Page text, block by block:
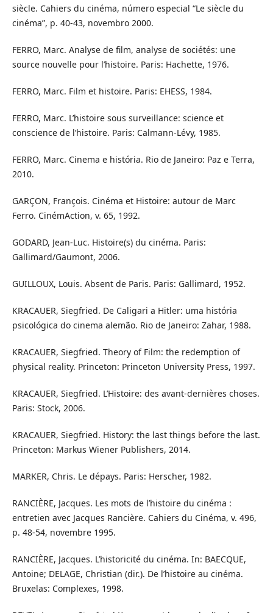
siècle. Cahiers du cinéma, número especial “Le siècle du
cinéma”, p. 40-43, novembro 2000.
FERRO, Marc. Analyse de film, analyse de sociétés: une
source nouvelle pour l’histoire. Paris: Hachette, 1976.
FERRO, Marc. Film et histoire. Paris: EHESS, 1984.
FERRO, Marc. L’histoire sous surveillance: science et
conscience de l’histoire. Paris: Calmann-Lévy, 1985.
FERRO, Marc. Cinema e história. Rio de Janeiro: Paz e Terra,
2010.
GARÇON, François. Cinéma et Histoire: autour de Marc
Ferro. CinémAction, v. 65, 1992.
GODARD, Jean-Luc. Histoire(s) du cinéma. Paris:
Gallimard/Gaumont, 2006.
GUILLOUX, Louis. Absent de Paris. Paris: Gallimard, 1952.
KRACAUER, Siegfried. De Caligari a Hitler: uma história
psicológica do cinema alemão. Rio de Janeiro: Zahar, 1988.
KRACAUER, Siegfried. Theory of Film: the redemption of
physical reality. Princeton: Princeton University Press, 1997.
KRACAUER, Siegfried. L’Histoire: des avant-dernières choses.
Paris: Stock, 2006.
KRACAUER, Siegfried. History: the last things before the last.
Princeton: Markus Wiener Publishers, 2014.
MARKER, Chris. Le dépays. Paris: Herscher, 1982.
RANCIÈRE, Jacques. Les mots de l’histoire du cinéma :
entretien avec Jacques Rancière. Cahiers du Cinéma, v. 496,
p. 48-54, novembre 1995.
RANCIÈRE, Jacques. L’historicité du cinéma. In: BAECQUE,
Antoine; DELAGE, Christian (dir.). De l’histoire au cinéma.
Bruxelas: Complexes, 1998.